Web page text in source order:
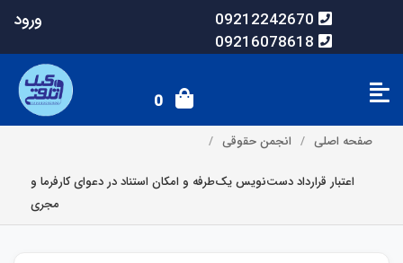
09212242670
09216078618
ورود
0
صفحه اصلی انجمن حقوقی
اعتبار قرارداد دست‌نویس یک‌طرفه و امکان استناد در دعوای کارفرما و
مجری